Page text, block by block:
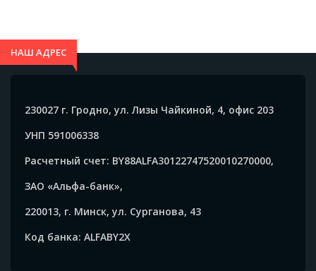
НАШ АДРЕС
230027 г. Гродно, ул. Лизы Чайкиной, 4, офис 203
УНП 591006338
Расчетный счет: BY88ALFA30122747520010270000,
ЗАО «Альфа-банк»,
220013, г. Минск, ул. Сурганова, 43
Код банка: ALFABY2X